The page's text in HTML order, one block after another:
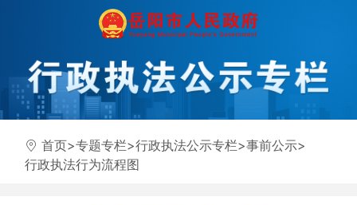
首页>专题专栏>行政执法公示专栏>事前公示>
行政执法行为流程图